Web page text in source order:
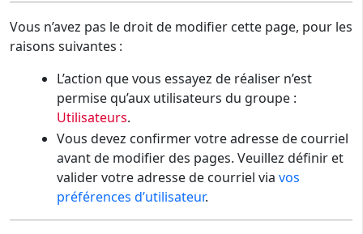
Vous n’avez pas le droit de modifier cette page, pour les
raisons suivantes :
L’action que vous essayez de réaliser n’est
permise qu’aux utilisateurs du groupe :
Utilisateurs.
Vous devez confirmer votre adresse de courriel
avant de modifier des pages. Veuillez définir et
valider votre adresse de courriel via vos
préférences d’utilisateur.